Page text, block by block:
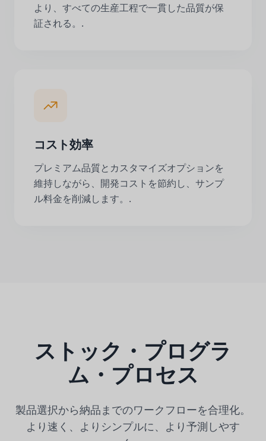
より、すべての生産工程で一貫した品質が保
証される。.
コスト効率
プレミアム品質とカスタマイズオプションを
維持しながら、開発コストを節約し、サンプ
ル料金を削減します。.
ストック・プログラ
ム・プロセス
製品選択から納品までのワークフローを合理化。
より速く、よりシンプルに、より予測しやす